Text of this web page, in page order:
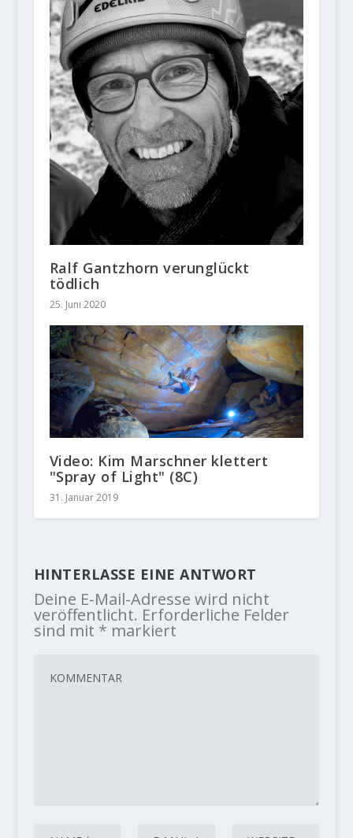
Ralf Gantzhorn verunglückt
tödlich
25. Juni 2020
Video: Kim Marschner klettert
"Spray of Light" (8C)
31. Januar 2019
HINTERLASSE EINE ANTWORT
Deine E-Mail-Adresse wird nicht
veröffentlicht. Erforderliche Felder
sind mit * markiert